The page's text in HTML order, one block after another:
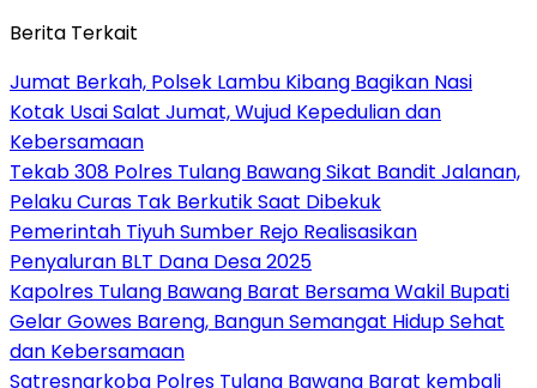
Berita Terkait
Jumat Berkah, Polsek Lambu Kibang Bagikan Nasi
Kotak Usai Salat Jumat, Wujud Kepedulian dan
Kebersamaan
Tekab 308 Polres Tulang Bawang Sikat Bandit Jalanan,
Pelaku Curas Tak Berkutik Saat Dibekuk
Pemerintah Tiyuh Sumber Rejo Realisasikan
Penyaluran BLT Dana Desa 2025
Kapolres Tulang Bawang Barat Bersama Wakil Bupati
Gelar Gowes Bareng, Bangun Semangat Hidup Sehat
dan Kebersamaan
Satresnarkoba Polres Tulang Bawang Barat kembali